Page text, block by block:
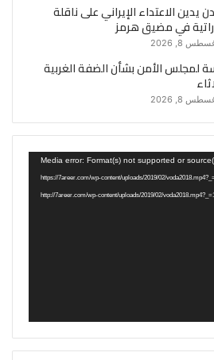
يدين الاعتداء الإيراني على ناقلة
في مضيق هرمز
8, 2026
لمجلس الأمن بشأن الضفة الغربية
8, 2026
Media error: Format(s) not supported or